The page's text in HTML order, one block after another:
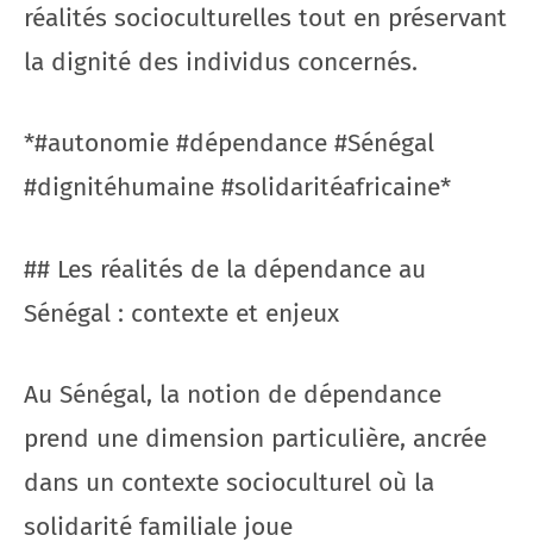
réalités socioculturelles tout en préservant
la dignité des individus concernés.
*#autonomie #dépendance #Sénégal
#dignitéhumaine #solidaritéafricaine*
## Les réalités de la dépendance au
Sénégal : contexte et enjeux
Au Sénégal, la notion de dépendance
prend une dimension particulière, ancrée
dans un contexte socioculturel où la
solidarité familiale joue